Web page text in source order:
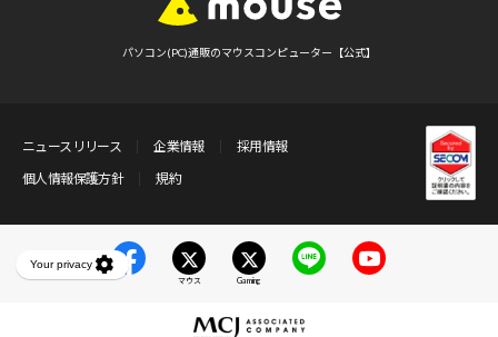
パソコン(PC)通販のマウスコンピューター【公式】
ニュースリリース 企業情報
採用情報
個人情報保護方針
規約
マウス Gaming